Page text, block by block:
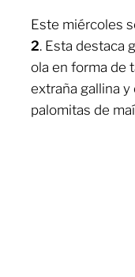
Este miércoles
2. Esta destaca
ola en forma de
extraña gallina y
palomitas de